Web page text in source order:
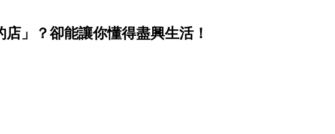
」？卻能讓你懂得盡興生活！